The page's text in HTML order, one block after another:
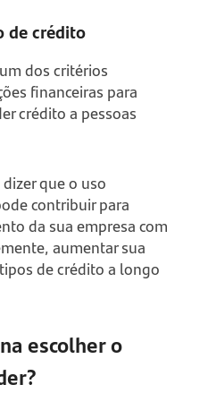
de crédito
dos critérios
financeiras para
crédito a pessoas
que o uso
contribuir para
da sua empresa com
aumentar sua
de crédito a longo
escolher o